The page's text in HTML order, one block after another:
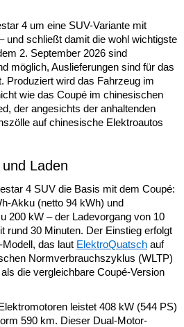
4 um eine SUV-Variante mit
und schließt damit die wohl wichtigste
2. September 2026 sind
möglich, Auslieferungen sind für das
Produziert wird das Fahrzeug im
wie das Coupé im chinesischen
der angesichts der anhaltenden
auf chinesische Elektroautos
Laden
4 SUV die Basis mit dem Coupé:
Akku (netto 94 kWh) und
200 kW – der Ladevorgang von 10
rund 30 Minuten. Der Einstieg erfolgt
das laut ElektroQuatsch auf
Normverbrauchszyklus (WLTP)
die vergleichbare Coupé-Version
leistet 408 kW (544 PS)
590 km. Dieser Dual-Motor-